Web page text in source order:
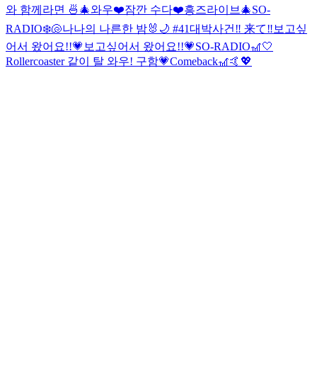
와 함께라면 🍜🎄와우❤️잠깐 수다❤️흥즈라이브🎄SO-
RADIO❄️🐚나나의 나른한 밤🐰🌙 #41대박사건‼️ 来て‼️ 보고싶
어서 왔어요!!💗 보고싶어서 왔어요!!💗SO-RADIO🎢🤍
Rollercoaster 같이 탈 와우! 구함💗Comeback🎢🤙💖